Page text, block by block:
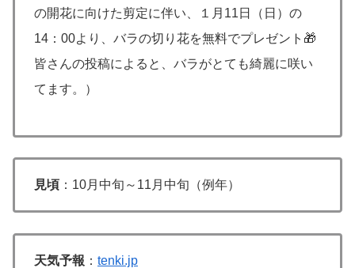
の開花に向けた剪定に伴い、１月11日（日）の
14：00より、バラの切り花を無料でプレゼント🎁
皆さんの投稿によると、バラがとても綺麗に咲い
てます。）
見頃 ：10月中旬～11月中旬（例年）
天気予報 ： tenki.jp